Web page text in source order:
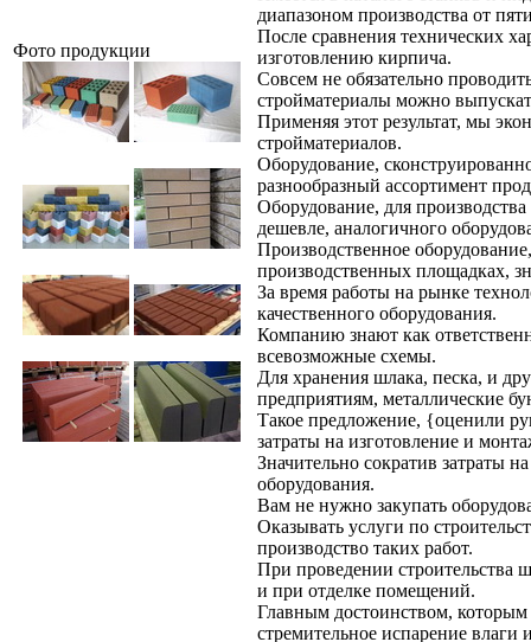
Фото продукции
диапазоном производства от
После сравнения технических
изготовлению кирпича.
Совсем не обязательно
стройматериалы можно
Применяя этот результат, мы
стройматериалов.
Оборудование,
разнообразный ассортимент
Оборудование, для
дешевле, аналогичного
Производственное
производственных площадках,
За время работы на рынке
качественного оборудования.
Компанию знают как
всевозможные схемы.
Для хранения шлака, песка, и
предприятиям, металлические
Такое предложение, {оценили
затраты на изготовление и
Значительно сократив затраты
оборудования.
Вам не нужно закупать
Оказывать услуги по
производство таких работ.
При проведении строительства
и при отделке помещений.
Главным достоинством, которым
стремительное испарение